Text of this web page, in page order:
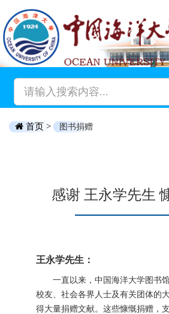
首页 > 图书捐赠
感谢 王永学先生
王永学先生：
一直以来，中国海洋大学图书
校友、社会各界人士及有关团体的
得大量捐赠文献。这些慷慨捐赠，